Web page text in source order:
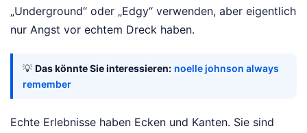
„Underground“ oder „Edgy“ verwenden, aber eigentlich
nur Angst vor echtem Dreck haben.
💡 Das könnte Sie interessieren: noelle johnson always
remember
Echte Erlebnisse haben Ecken und Kanten. Sie sind